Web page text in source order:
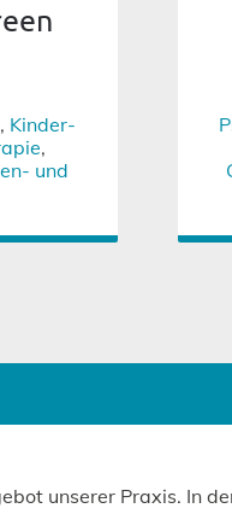
, Kinder-
,
und
unserer Praxis. In